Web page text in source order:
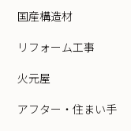
国産構造材
リフォーム工事
火元屋
アフター・住まい手